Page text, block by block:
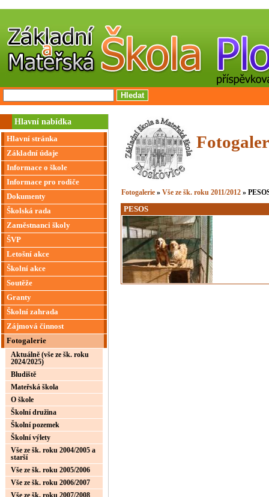
Hlavní nabídka
Hlavní stránka
Základní údaje
Informace o škole
Informace pro rodiče
Dokumenty
Školská rada
Zaměstnanci školy
ŠVP
Letošní akce
Školní akce
Soutěže
Granty
Školní zahrada
Zájmová činnost
Fotogalerie
Aktuálně (vše ze šk. roku
2024/2025)
Bludiště
Mateřská škola
O škole
Školní družina
Školní pozemek
Školní výlety
Vše ze šk. roku 2004/2005 a
starší
Vše ze šk. roku 2005/2006
Vše ze šk. roku 2006/2007
Vše ze šk. roku 2007/2008
Fotogalerie »Vše ze šk. roku 2011/2012 »
PESOS